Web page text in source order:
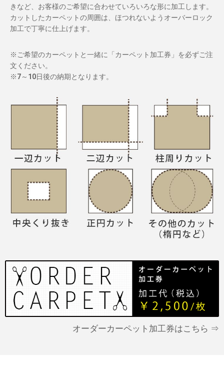
きなど、お客様のご希望に合わせていろいろな形に加工します。
カットしたカーペットの周囲は、ほつれないようオーバーロック
加工で丁寧に仕上げます。
※ご希望のカーペットと一緒に「カーペット加工券」を必ずご注
文ください。
※7～10日後の納期となります。
オーダーカーペット加工券はこちら ⇒